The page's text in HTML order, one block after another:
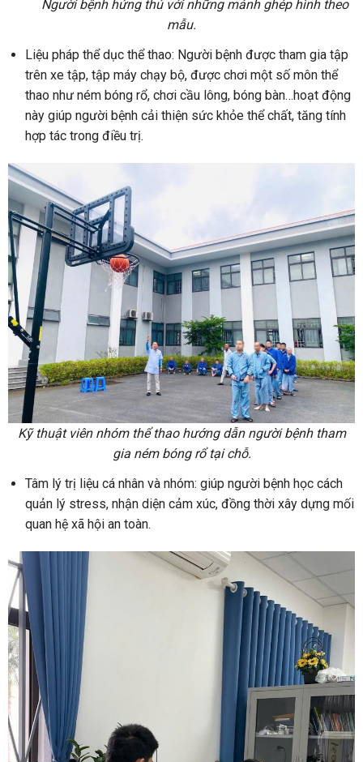
Người bệnh hứng thú với những mảnh ghép hình theo
mẫu.
Liệu pháp thể dục thể thao: Người bệnh được tham gia tập
trên xe tập, tập máy chạy bộ, được chơi một số môn thể
thao như ném bóng rổ, chơi cầu lông, bóng bàn…hoạt động
này giúp người bệnh cải thiện sức khỏe thể chất, tăng tính
hợp tác trong điều trị.
Kỹ thuật viên nhóm thể thao hướng dẫn người bệnh tham
gia ném bóng rổ tại chỗ.
Tâm lý trị liệu cá nhân và nhóm: giúp người bệnh học cách
quản lý stress, nhận diện cảm xúc, đồng thời xây dựng mối
quan hệ xã hội an toàn.